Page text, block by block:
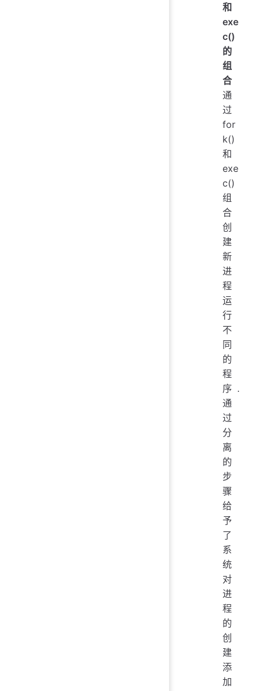
和
exe
c()
的
组
合
通
过
for
k()
和
exe
c()
组
合
创
建
新
进
程
运
行
不
同
的
程
序.
通
过
分
离
的
步
骤
给
予
了
系
统
对
进
程
的
创
建
添
加